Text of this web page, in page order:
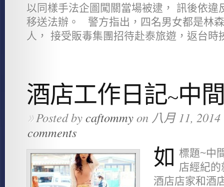
以同樣手法企圖闖關當場被逮， 訊後依違
移送法辦。 警方指出，四名男女都是林
人， 接受販毒集團招待赴泰旅遊，返台時
酒店工作日記~中
»Posted bycaftommyon 八月 11,
comments
如
標題~中
店經紀
酒店店家和酒